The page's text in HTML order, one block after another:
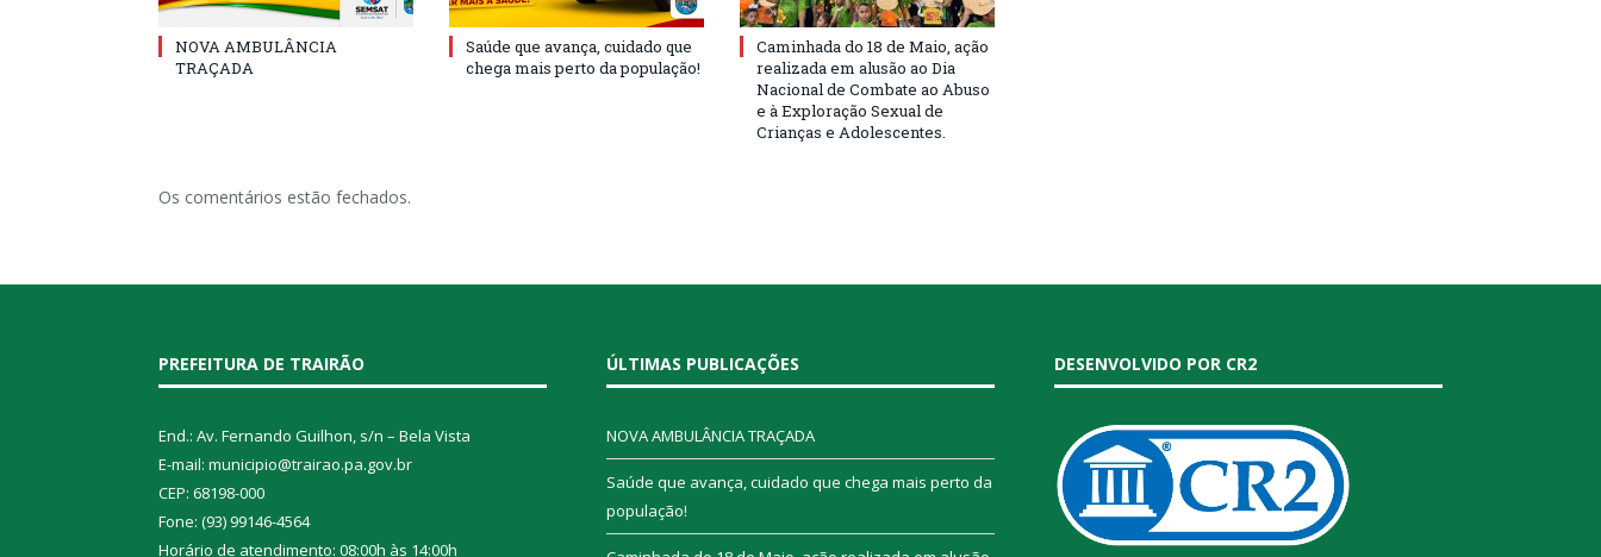
NOVA AMBULÂNCIA
TRAÇADA
Saúde que avança, cuidado que
chega mais perto da população!
Caminhada do 18 de Maio, ação
realizada em alusão ao Dia
Nacional de Combate ao Abuso
e à Exploração Sexual de
Crianças e Adolescentes.
Os comentários estão fechados.
PREFEITURA DE TRAIRÃO
End.: Av. Fernando Guilhon, s/n – Bela Vista
E-mail: municipio@trairao.pa.gov.br
CEP: 68198-000
Fone: (93) 99146-4564
Horário de atendimento: 08:00h às 14:00h
ÚLTIMAS PUBLICAÇÕES
NOVA AMBULÂNCIA TRAÇADA
Saúde que avança, cuidado que chega mais perto da
população!
DESENVOLVIDO POR CR2